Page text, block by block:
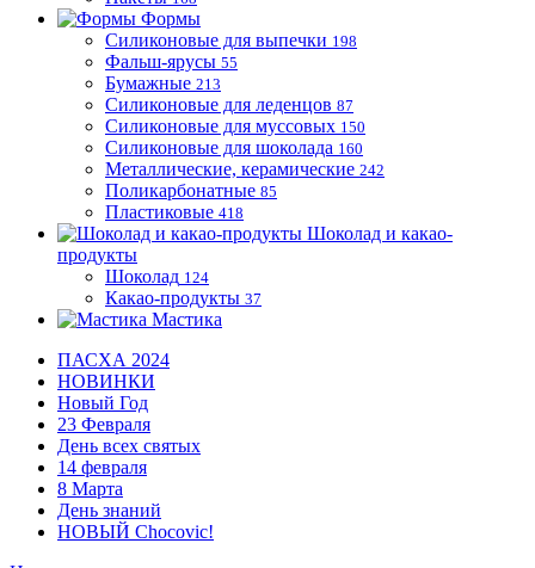
Формы
Силиконовые для выпечки 198
Фальш-ярусы 55
Бумажные 213
Силиконовые для леденцов 87
Силиконовые для муссовых 150
Силиконовые для шоколада 160
Металлические, керамические 242
Поликарбонатные 85
Пластиковые 418
Шоколад и какао-
продукты
Шоколад 124
Какао-продукты 37
Мастика
ПАСХА 2024
НОВИНКИ
Новый Год
23 Февраля
День всех святых
14 февраля
8 Марта
День знаний
НОВЫЙ Chocovic!